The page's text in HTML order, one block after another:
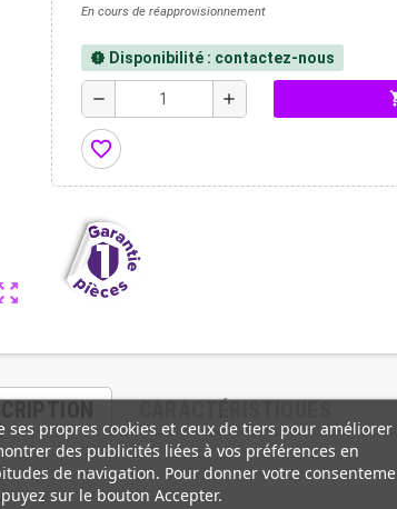
En cours de réapprovisionnement
new_releases Disponibilité : contactez-nous
remove add
favorite_border
ses propres cookies et ceux de tiers pour améliorer
des publicités liées à vos préférences en
de navigation. Pour donner votre
sur le bouton Accepter.